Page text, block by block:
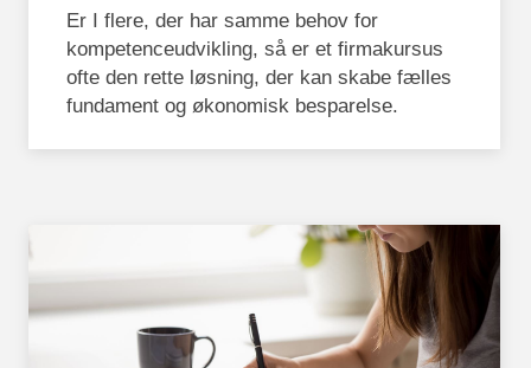
Er I flere, der har samme behov for
kompetenceudvikling, så er et firmakursus
ofte den rette løsning, der kan skabe fælles
fundament og økonomisk besparelse.